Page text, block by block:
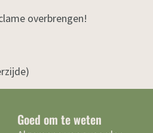
overbrengen!
Goed om te weten